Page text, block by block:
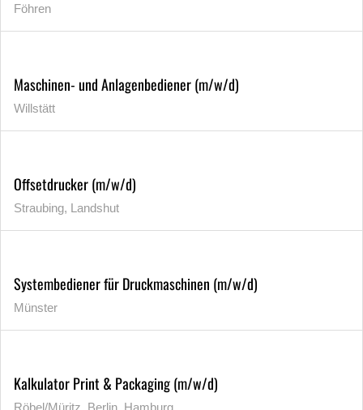
Föhren
Maschinen- und Anlagenbediener (m/w/d)
Willstätt
Offsetdrucker (m/w/d)
Straubing, Landshut
Systembediener für Druckmaschinen (m/w/d)
Münster
Kalkulator Print & Packaging (m/w/d)
Röbel/Müritz, Berlin, Hamburg